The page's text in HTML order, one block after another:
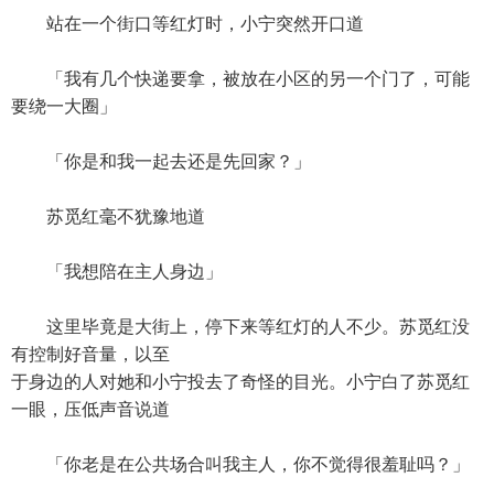
站在一个街口等红灯时，小宁突然开口道
「我有几个快递要拿，被放在小区的另一个门了，可能
要绕一大圈」
「你是和我一起去还是先回家？」
苏觅红毫不犹豫地道
「我想陪在主人身边」
这里毕竟是大街上，停下来等红灯的人不少。苏觅红没
有控制好音量，以至
于身边的人对她和小宁投去了奇怪的目光。小宁白了苏觅红
一眼，压低声音说道
「你老是在公共场合叫我主人，你不觉得很羞耻吗？」